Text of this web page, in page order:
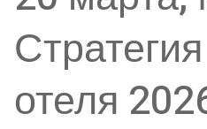
отеля